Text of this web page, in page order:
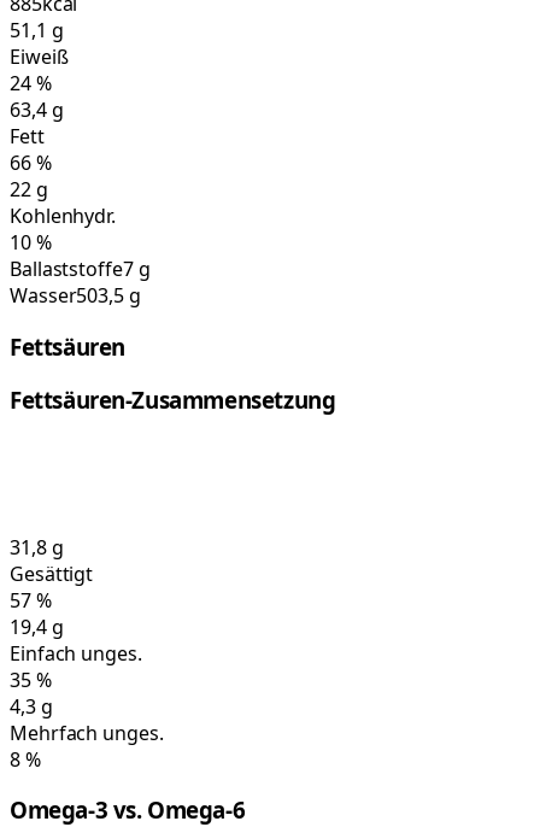
51,1 g
Eiweiß
24%
63,4g
Fett
66%
22g
Kohlenhydr.
10%
Ballaststoffe7 g
Wasser503,5 g
Fettsäuren
Fettsäuren-Zusammensetzung
31,8g
Gesättigt
57%
19,4g
Einfach unges.
35%
4,3g
Mehrfach unges.
8%
Omega-3 vs. Omega-6